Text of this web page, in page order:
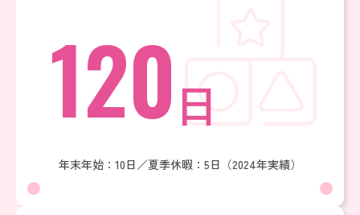
120日
年末年始：10日／夏季休暇：5日（2024年実績）